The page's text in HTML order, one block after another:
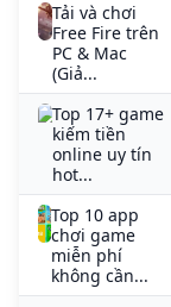
Tải và chơi
Free Fire trên
PC & Mac
(Giả...
Top 17+ game
kiếm tiền
online uy tín
hot...
Top 10 app
chơi game
miễn phí
không cần...